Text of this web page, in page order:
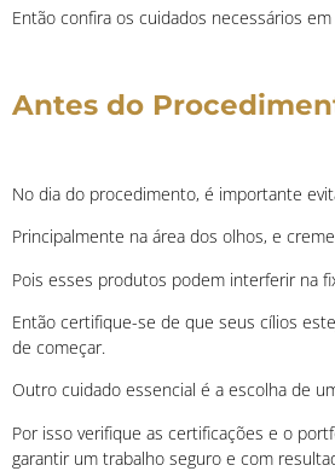
Então confira os cuidados necessários
Antes do
No dia do procedimento, é importante
Principalmente na área dos olhos, e
Pois esses produtos podem interferir na
Então certifique-se de que seus cílios
de começar.
Outro cuidado essencial é a escolha de
Por isso verifique as certificações e o
garantir um trabalho seguro e com